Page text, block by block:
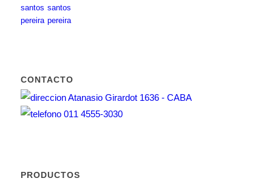
CONTACTO
Atanasio Girardot 1636 - CABA
011 4555-3030
PRODUCTOS